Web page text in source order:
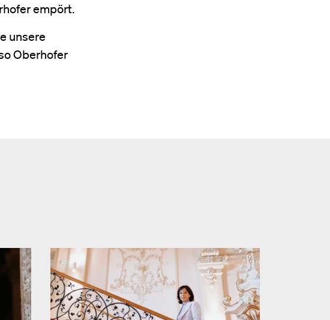
empört.
unsere
Oberhofer